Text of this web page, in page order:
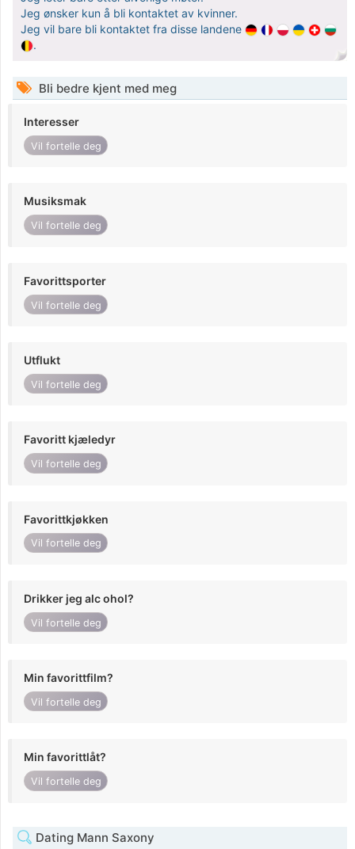
Jeg ønsker kun å bli kontaktet av kvinner.
Jeg vil bare bli kontaktet fra disse landene
.
Bli bedre kjent med meg
Interesser
Vil fortelle deg
Musiksmak
Vil fortelle deg
Favorittsporter
Vil fortelle deg
Utflukt
Vil fortelle deg
Favoritt kjæledyr
Vil fortelle deg
Favorittkjøkken
Vil fortelle deg
Drikker jeg alc ohol?
Vil fortelle deg
Min favorittfilm?
Vil fortelle deg
Min favorittlåt?
Vil fortelle deg
Dating Mann Saxony